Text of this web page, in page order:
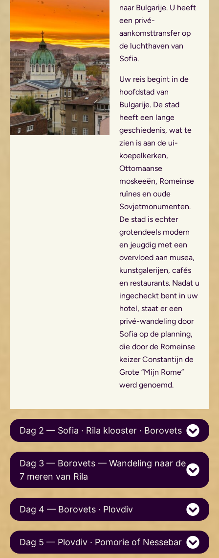
naar Bulgarije. U heeft
een privé-
aankomsttransfer op
de luchthaven van
Sofia.
Uw reis begint in de
hoofdstad van
Bulgarije. De stad
heeft een lange
geschiedenis, wat te
zien is aan de ui-
koepelkerken,
Ottomaanse
moskeeën, Romeinse
ruïnes en oude
Sovjetmonumenten.
De stad is echter
grotendeels modern
en jeugdig met een
overvloed aan musea,
kunstgalerijen, cafés
en restaurants. Nadat u
ingecheckt bent in uw
hotel, staat er een
privé-wandeling door
Sofia op de planning,
die door de Romeinse
keizer Constantijn de
Grote “Mijn Rome”
werd genoemd.
Dag 2 — Sofia · Rila klooster · Borovets
Dag 3 — Borovets — Wandeling naar de
7 meren van Rila
Dag 4 — Borovets · Plovdiv
Dag 5 — Plovdiv · Pomorie of Nessebar